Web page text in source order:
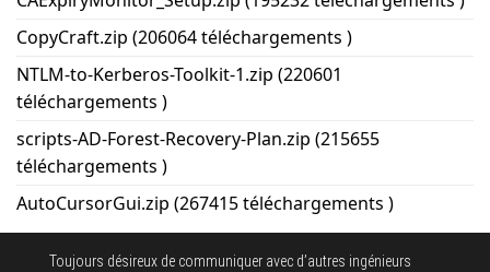
CopyCraft.zip (206064 téléchargements )
NTLM-to-Kerberos-Toolkit-1.zip (220601
téléchargements )
scripts-AD-Forest-Recovery-Plan.zip (215655
téléchargements )
AutoCursorGui.zip (267415 téléchargements )
Toujours désireux de communiquer avec d’autres ingénieurs